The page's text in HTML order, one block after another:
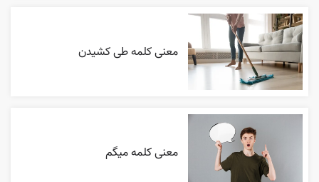
معنی کلمه طی کشیدن
معنی کلمه میگم